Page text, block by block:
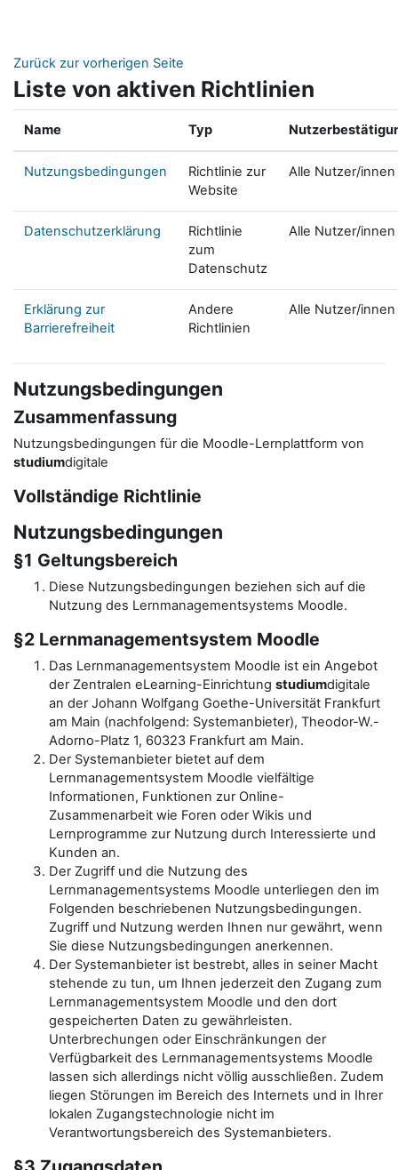
Zurück zur vorherigen Seite
Liste von aktiven Richtlinien
Name Typ
Nutzungsbedingungen
Richtlinie zur
Website
Alle Nutzer/innen
Datenschutzerklärung
Richtlinie
zum
Datenschutz
Alle Nutzer/innen
Erklärung zur
Barrierefreiheit
Andere
Richtlinien
Alle Nutzer/innen
Nutzungsbedingungen
Zusammenfassung
Nutzungsbedingungen für die Moodle-Lernplattform von
studiumdigitale
Vollständige Richtlinie
Nutzungsbedingungen
§1 Geltungsbereich
Diese Nutzungsbedingungen beziehen sich auf die
Nutzung des Lernmanagementsystems Moodle.
§2 Lernmanagementsystem Moodle
Das Lernmanagementsystem Moodle ist ein Angebot
der Zentralen eLearning-Einrichtung studiumdigitale
an der Johann Wolfgang Goethe-Universität Frankfurt
am Main (nachfolgend: Systemanbieter), Theodor-W.-
Adorno-Platz 1, 60323 Frankfurt am Main.
Der Systemanbieter bietet auf dem
Lernmanagementsystem Moodle vielfältige
Informationen, Funktionen zur Online-
Zusammenarbeit wie Foren oder Wikis und
Lernprogramme zur Nutzung durch Interessierte und
Kunden an.
Der Zugriff und die Nutzung des
Lernmanagementsystems Moodle unterliegen den im
Folgenden beschriebenen Nutzungsbedingungen.
Zugriff und Nutzung werden Ihnen nur gewährt, wenn
Sie diese Nutzungsbedingungen anerkennen.
Der Systemanbieter ist bestrebt, alles in seiner Macht
stehende zu tun, um Ihnen jederzeit den Zugang zum
Lernmanagementsystem Moodle und den dort
gespeicherten Daten zu gewährleisten.
Unterbrechungen oder Einschränkungen der
Verfügbarkeit des Lernmanagementsystems Moodle
lassen sich allerdings nicht völlig ausschließen. Zudem
liegen Störungen im Bereich des Internets und in Ihrer
lokalen Zugangstechnologie nicht im
Verantwortungsbereich des Systemanbieters.